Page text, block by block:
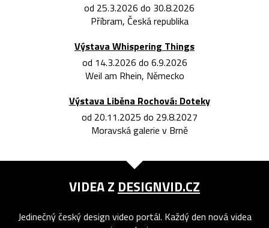
od 25.3.2026 do 30.8.2026
Příbram, Česká republika
Výstava Whispering Things
od 14.3.2026 do 6.9.2026
Weil am Rhein, Německo
Výstava Liběna Rochová: Doteky
od 20.11.2025 do 29.8.2027
Moravská galerie v Brně
VIDEA Z DESIGNVID.CZ
Jedinečný český design video portál. Každý den nová videa